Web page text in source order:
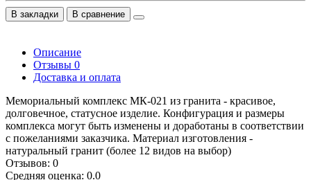
В закладки В сравнение
Описание
Отзывы 0
Доставка и оплата
Мемориальный комплекс МК-021 из гранита - красивое,
долговечное, статусное изделие. Конфигурация и размеры
комплекса могут быть изменены и доработаны в соответствии
с пожеланиями заказчика. Материал изготовления -
натуральный гранит (более 12 видов на выбор)
Отзывов: 0
Средняя оценка: 0.0